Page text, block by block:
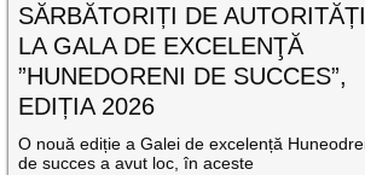
SĂRBĂTORIȚI DE AUTORITĂȚI
LA GALA DE EXCELENŢĂ
”HUNEDORENI DE SUCCES”,
EDIȚIA 2026
O nouă ediție a Galei de excelență
de succes a avut loc, în aceste